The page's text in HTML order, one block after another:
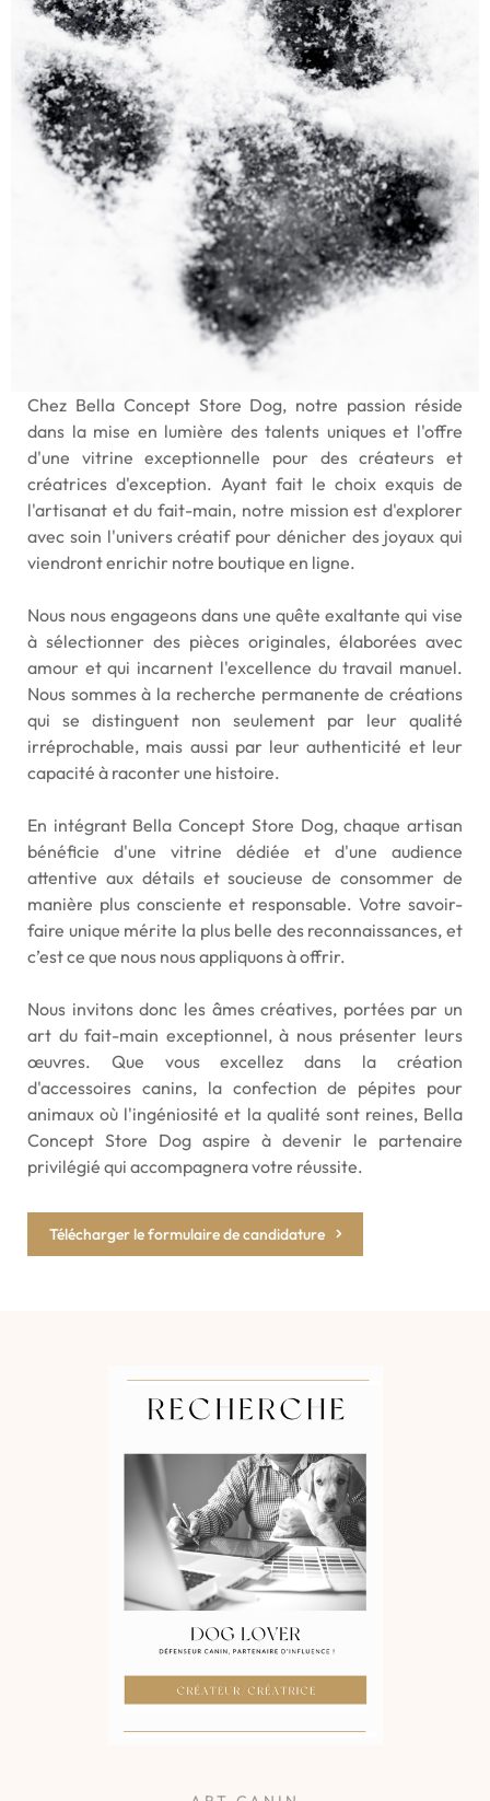
Chez Bella Concept Store Dog, notre passion réside
dans la mise en lumière des talents uniques et l'offre
d'une vitrine exceptionnelle pour des créateurs et
créatrices d'exception. Ayant fait le choix exquis de
l'artisanat et du fait-main, notre mission est d'explorer
avec soin l'univers créatif pour dénicher des joyaux qui
viendront enrichir notre boutique en ligne.
Nous nous engageons dans une quête exaltante qui vise
à sélectionner des pièces originales, élaborées avec
amour et qui incarnent l'excellence du travail manuel.
Nous sommes à la recherche permanente de créations
qui se distinguent non seulement par leur qualité
irréprochable, mais aussi par leur authenticité et leur
capacité à raconter une histoire.
En intégrant Bella Concept Store Dog, chaque artisan
bénéficie d'une vitrine dédiée et d'une audience
attentive aux détails et soucieuse de consommer de
manière plus consciente et responsable. Votre savoir-
faire unique mérite la plus belle des reconnaissances, et
c’est ce que nous nous appliquons à offrir.
Nous invitons donc les âmes créatives, portées par un
art du fait-main exceptionnel, à nous présenter leurs
œuvres. Que vous excellez dans la création
d'accessoires canins, la confection de pépites pour
animaux où l'ingéniosité et la qualité sont reines, Bella
Concept Store Dog aspire à devenir le partenaire
privilégié qui accompagnera votre réussite.
Télécharger le formulaire de candidature